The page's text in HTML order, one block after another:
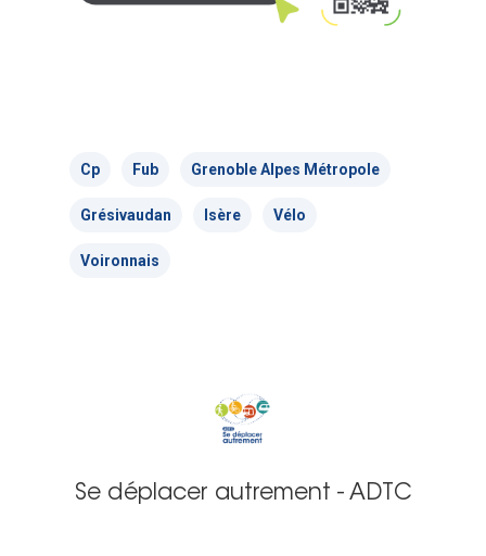
Cp Fub Grenoble Alpes Métropole
Grésivaudan Isère Vélo
Voironnais
Se déplacer autrement - ADTC